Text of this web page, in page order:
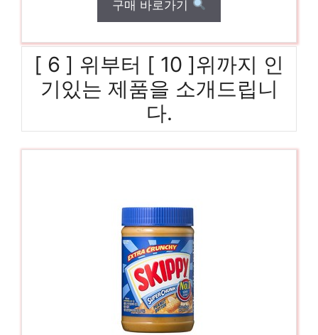
구매 바로가기
[ 6 ] 위부터 [ 10 ]위까지 인
기있는 제품을 소개드립니
다.